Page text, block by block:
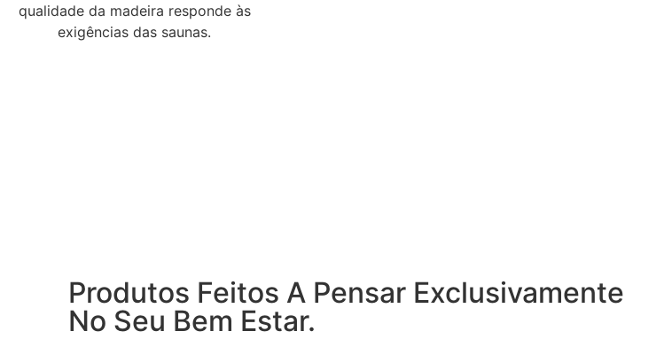
qualidade da madeira responde às
exigências das saunas.
Produtos Feitos A Pensar Exclusivamente
No Seu Bem Estar.